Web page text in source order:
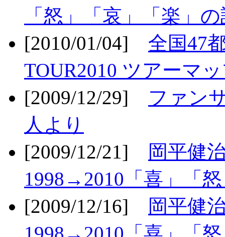
「怒」「哀」「楽」
[2010/01/04] 全国47
TOUR2010 ツアーマ
[2009/12/29] ファン
人より
[2009/12/21]
岡平健
1998→2010「喜」「
[2009/12/16]
岡平健